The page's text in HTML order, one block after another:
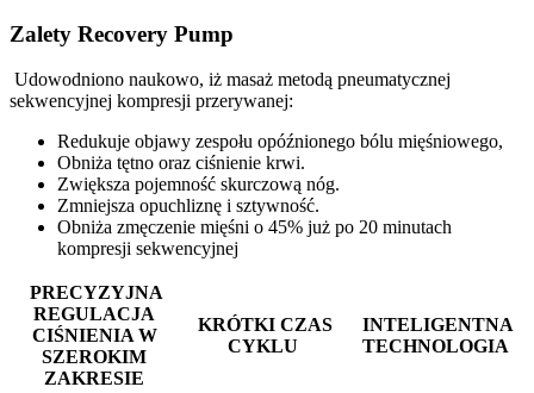
Zalety Recovery Pump
Udowodniono naukowo, iż masaż metodą pneumatycznej
sekwencyjnej kompresji przerywanej:
Redukuje objawy zespołu opóźnionego bólu mięśniowego,
Obniża tętno oraz ciśnienie krwi.
Zwiększa pojemność skurczową nóg.
Zmniejsza opuchliznę i sztywność.
Obniża zmęczenie mięśni o 45% już po 20 minutach
kompresji sekwencyjnej
PRECYZYJNA
REGULACJA
CIŚNIENIA W
SZEROKIM
ZAKRESIE
KRÓTKI CZAS
CYKLU
INTELIGENTNA
TECHNOLOGIA